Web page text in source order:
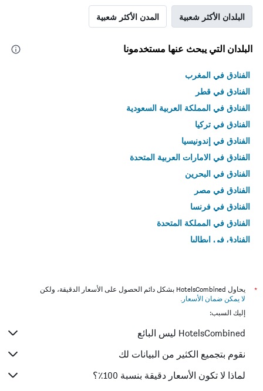
البلدان الأكثر شعبية المدن الأكثر شعبية
البلدان التي يبحث عنها مستخدمونا
الفنادق في المغرب
الفنادق في قطر
الفنادق في المملكة العربية السعودية
الفنادق في تركيا
الفنادق في إندونيسيا
الفنادق في الامارات العربية المتحدة
الفنادق في البحرين
الفنادق في مصر
الفنادق في فرنسا
الفنادق في المملكة المتحدة
الفنادق في إيطاليا
*
يحاول HotelsCombined بشكل دائم الحصول على الأسعار الدقيقة، ولكن
لا يمكن ضمان الأسعار .
إليك السبب:
HotelsCombined ليس البائع
نقوم بتجميع الكثير من البيانات لك
لماذا لا تكون الأسعار دقيقة بنسبة 100٪؟